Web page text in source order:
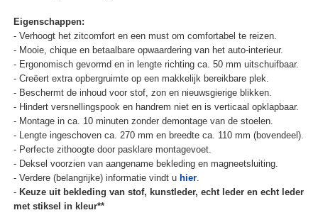
Eigenschappen:
- Verhoogt het zitcomfort en een must om comfortabel te reizen.
- Mooie, chique en betaalbare opwaardering van het auto-interieur.
- Ergonomisch gevormd en in lengte richting ca. 50 mm uitschuifbaar.
- Creëert extra opbergruimte op een makkelijk bereikbare plek.
- Beschermt de inhoud voor stof, zon en nieuwsgierige blikken.
- Hindert versnellingspook en handrem niet en is verticaal opklapbaar.
- Montage in ca. 10 minuten zonder demontage van de stoelen.
- Lengte ingeschoven ca. 270 mm en breedte ca. 110 mm (bovendeel).
- Perfecte zithoogte door pasklare montagevoet.
- Deksel voorzien van aangename bekleding en magneetsluiting.
- Verdere (belangrijke) informatie vindt u hier.
- Keuze uit bekleding van stof, kunstleder, echt leder en echt leder
met stiksel in kleur**